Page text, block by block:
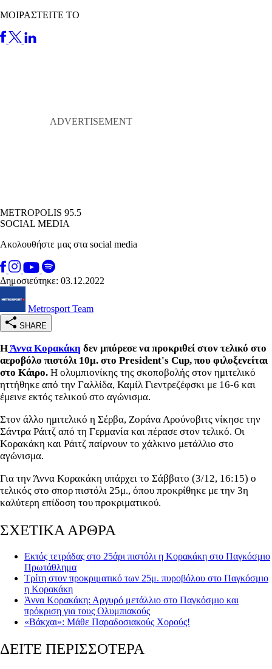
ΜΟΙΡΑΣΤΕΙΤΕ ΤΟ
METROPOLIS 95.5
SOCIAL MEDIA
Ακολουθήστε μας στα social media
Δημοσιεύτηκε: 03.12.2022
Metrosport Team
SHARE
ΗΆννα Κορακάκη δεν μπόρεσε να προκριθεί στον τελικό στο
αεροβόλο πιστόλι 10μ. στο President's Cup, που φιλοξενείται
στο Κάιρο. Η ολυμπιονίκης της σκοποβολής στον ημιτελικό
ηττήθηκε από την Γαλλίδα, Καμίλ Γιεντρεζέφσκι με 16-6 και
έμεινε εκτός τελικού στο αγώνισμα.
Στον άλλο ημιτελικό η Σέρβα, Ζοράνα Αρούνοβιτς νίκησε την
Σάντρα Ράιτζ από τη Γερμανία και πέρασε στον τελικό. Οι
Κορακάκη και Ράιτζ παίρνουν το χάλκινο μετάλλιο στο
αγώνισμα.
Για την Άννα Κορακάκη υπάρχει το Σάββατο (3/12, 16:15) ο
τελικός στο σπορ πιστόλι 25μ., όπου προκρίθηκε με την 3η
καλύτερη επίδοση του προκριματικού.
ΣΧΕΤΙΚΑ ΑΡΘΡΑ
Εκτός τετράδας στο 25άρι πιστόλι η Κορακάκη στο Παγκόσμιο
Πρωτάθλημα
Τρίτη στον προκριματικό των 25μ. πυροβόλου στο Παγκόσμιο
η Κορακάκη
Άννα Κορακάκη: Αργυρό μετάλλιο στο Παγκόσμιο και
πρόκριση για τους Ολυμπιακούς
«Βάκχαι»: Μάθε Παραδοσιακούς Χορούς!
ΔΕΙΤΕ ΠΕΡΙΣΣΟΤΕΡΑ